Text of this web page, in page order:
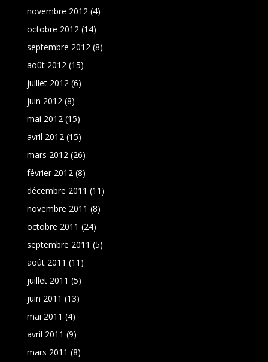
novembre 2012(4)
octobre 2012(14)
septembre 2012(8)
août 2012(15)
juillet 2012(6)
juin 2012(8)
mai 2012(15)
avril 2012(15)
mars 2012(26)
février 2012(8)
décembre 2011 (11)
novembre 2011 (8)
octobre 2011 (24)
septembre 2011 (5)
août 2011 (11)
juillet 2011 (5)
juin 2011 (13)
mai 2011 (4)
avril 2011 (9)
mars 2011 (8)